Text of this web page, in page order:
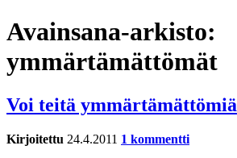
Avainsana-arkisto:
ymmärtämättömät
Voi teitä ymmärtämättömiä
Kirjoitettu 24.4.2011 1 kommentti